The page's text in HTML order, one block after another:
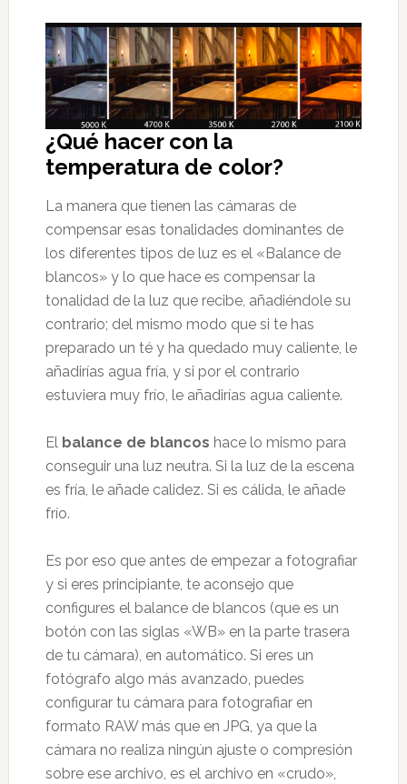
¿Qué hacer con la
temperatura de color?
La manera que tienen las cámaras de
compensar esas tonalidades dominantes de
los diferentes tipos de luz es el «Balance de
blancos» y lo que hace es compensar la
tonalidad de la luz que recibe, añadiéndole su
contrario; del mismo modo que si te has
preparado un té y ha quedado muy caliente, le
añadirías agua fría, y si por el contrario
estuviera muy frío, le añadirías agua caliente.
El balance de blancos hace lo mismo para
conseguir una luz neutra. Si la luz de la escena
es fría, le añade calidez. Si es cálida, le añade
frío.
Es por eso que antes de empezar a fotografiar
y si eres principiante, te aconsejo que
configures el balance de blancos (que es un
botón con las siglas «WB» en la parte trasera
de tu cámara), en automático. Si eres un
fotógrafo algo más avanzado, puedes
configurar tu cámara para fotografiar en
formato RAW más que en JPG, ya que la
cámara no realiza ningún ajuste o compresión
sobre ese archivo, es el archivo en «crudo»,